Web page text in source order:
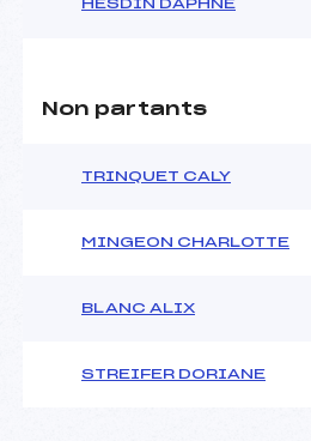
HESDIN DAPHNÉ
Non partants
TRINQUET CALY
MINGEON CHARLOTTE
BLANC ALIX
STREIFER DORIANE